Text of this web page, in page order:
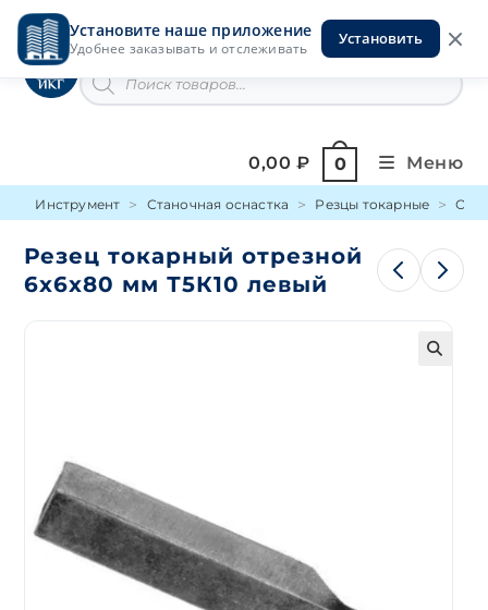
Установите наше приложение
Удобнее заказывать и отслеживать
Установить
Перейти
содержимомуИнструменты на Горской
товаров
0,00₽ 0 Меню
Инструмент Станочная оснастка Резцы токарные
Резец токарный отрезной
6х6х80 мм Т5К10 левый